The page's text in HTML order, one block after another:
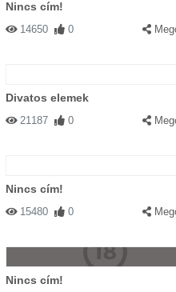
Nincs cím!
14650 0
Divatos elemek
21187 0
Nincs cím!
15480 0
Nincs cím!